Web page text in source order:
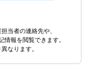
当者の連絡先や、
情報を閲覧できます。
なります。